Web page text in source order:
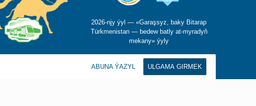
2026-njy ýyl — «Garaşsyz, baky Bitarap
Türkmenistan — bedew batly at-myradyň
mekany» ýyly
ABUNA ÝAZYL ULGAMA GIRMEK